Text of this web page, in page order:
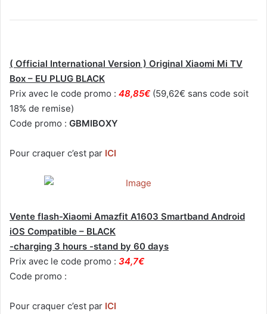
( Official International Version ) Original Xiaomi Mi TV
Box – EU PLUG BLACK
Prix avec le code promo : 48,85€ (59,62€ sans code soit
18% de remise)
Code promo : GBMIBOXY
Pour craquer c’est par ICI
Vente flash-Xiaomi Amazfit A1603 Smartband Android
iOS Compatible – BLACK
-charging 3 hours -stand by 60 days
Prix avec le code promo : 34,7€
Code promo :
Pour craquer c’est par ICI